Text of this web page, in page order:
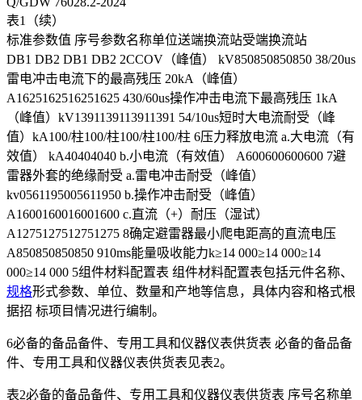
表1（续）
标准参数值 序号参数名称单位送端换流站受端换流站
DB1 DB2 DB1 DB2 2CCOV（峰值） kV850850850850 38/20us
雷电冲击电流下的最高残压 20kA（峰值）
A1625162516251625 430/60us操作冲击电流下最高残压 1kA
（峰值）kV1391139113911391 54/10us短时大电流耐受（峰
值）kA100/柱100/柱100/柱100/柱 6压力释放电流 a.大电流（有
效值） kA40404040 b.小电流（有效值） A600600600600 7避
雷器外套的绝缘耐受 a.雷电冲击耐受（峰值）
kv0561195005611950 b.操作冲击耐受（峰值）
A1600160016001600 c.直流（+）耐压（湿试）
A1275127512751275 8确定避雷器最小爬电距高的直流电压
A850850850850 910ms能量吸收能力k≥14 000≥14 000≥14
000≥14 000 5组件材料配置表 组件材料配置表包括元件名称、
规格形式参数、单位、数量和产地等信息，具体内容和格式根
据招 标项目情况进行编制。
6必备的备品备件、专用工具和仪器仪表供货表 必备的备品备
件、专用工具和仪器仪表供货表见表2。
表2必备的备品备件、专用工具和仪器仪表供货表 序号名称单